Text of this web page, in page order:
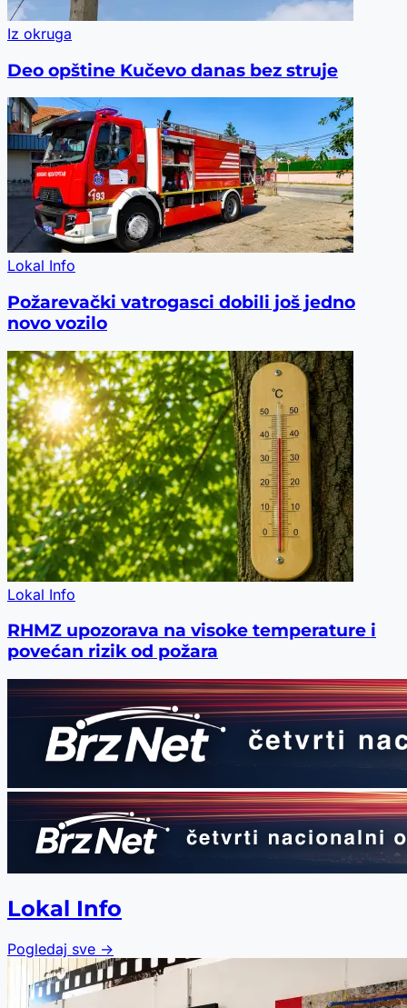
Iz okruga
Deo opštine Kučevo danas bez struje
Lokal Info
Požarevački vatrogasci dobili još jedno
novo vozilo
Lokal Info
RHMZ upozorava na visoke temperature i
povećan rizik od požara
Lokal Info
Pogledaj sve →